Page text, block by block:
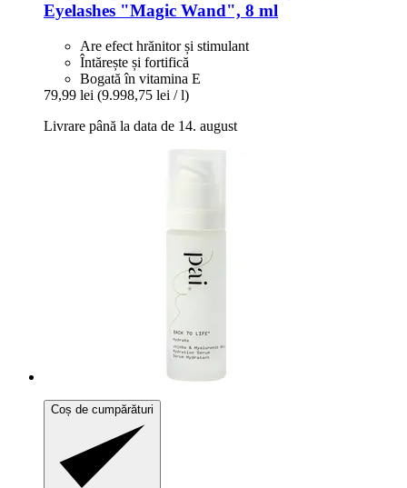
Eyelashes "Magic Wand", 8 ml
Are efect hrănitor și stimulant
Întărește și fortifică
Bogată în vitamina E
79,99 lei (9.998,75 lei / l)
Livrare până la data de 14. august
Coș de cumpărături